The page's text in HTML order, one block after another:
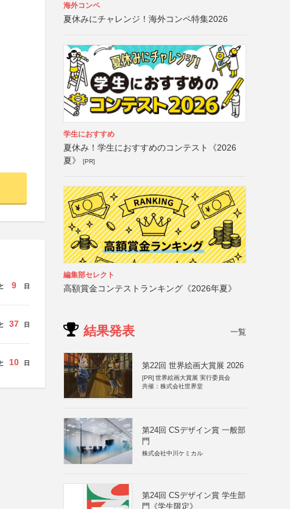
9 日
37 日
10 日
海外コンペ
夏休みにチャレンジ！海外コンペ特集2026
学生におすすめ
夏休み！学生におすすめのコンテスト《2026
夏》
[PR]
編集部セレクト
高額賞金コンテストランキング《2026年夏》
結果発表 一覧
第22回 世界絵画大賞展 2026
[PR] 世界絵画大賞展 実行委員会
共催：株式会社世界堂
第24回 CSデザイン賞 一般部
門
株式会社中川ケミカル
第24回 CSデザイン賞 学生部
門《学生限定》